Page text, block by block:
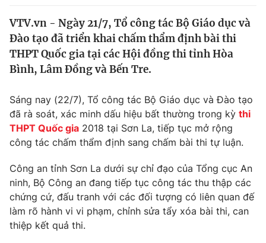
Thế giới
Tin tức
Thế giới đó đây
Câu chuyện quốc tế
Kinh tế
Tài chính
Thị trường
Góc doanh nghiệp
Dữ liệu và đời sống
Truyền hình
Phim VTV
Hậu trường
Nhân vật
Giải trí
Điện ảnh
Âm nhạc
Đời sống
VTV.vn - Ngày 21/7, Tổ công tác Bộ Giáo dục và
Đào tạo đã triển khai chấm thẩm định bài thi
THPT Quốc gia tại các Hội đồng thi tỉnh Hòa
Bình, Lâm Đồng và Bến Tre.
Sáng nay (22/7), Tổ công tác Bộ Giáo dục và Đào tạo
đã rà soát, xác minh dấu hiệu bất thường trong kỳ thi
THPT Quốc gia 2018 tại Sơn La, tiếp tục mở rộng
công tác chấm thẩm định sang chấm bài thi tự luận.
Công an tỉnh Sơn La dưới sự chỉ đạo của Tổng cục An
ninh, Bộ Công an đang tiếp tục công tác thu thập các
chứng cứ, đấu tranh với các đối tượng có liên quan đế
làm rõ hành vi vi phạm, chỉnh sửa tẩy xóa bài thi, can
thiệp kết quả thi.